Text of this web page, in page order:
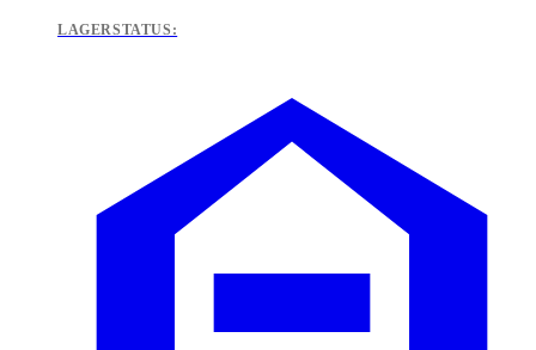
LAGERSTATUS: